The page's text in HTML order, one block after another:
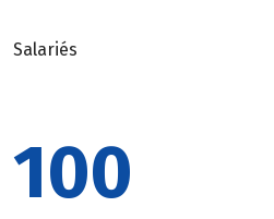
Salariés
100